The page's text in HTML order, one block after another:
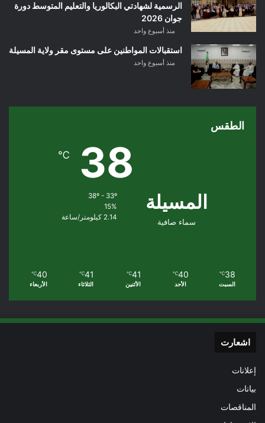
الرسمية لشهادتي البكالوريا والتعليم المتوسط دورة
جوان 2026
منذ أسبوع واحد
استقبالات المواطنين على مستوى مقر ولاية المسيلة
منذ أسبوع واحد
الطقس
المسيلة
سماء صافية
38
℃
38º - 33º
15%
2.14 كيلومتر/ساعة
38
℃
السبت
40
℃
الأحد
41
℃
الأثنين
41
℃
الثلاثاء
40
℃
الأربعاء
اشعارت
إعلانات
بيانات
المناقصات